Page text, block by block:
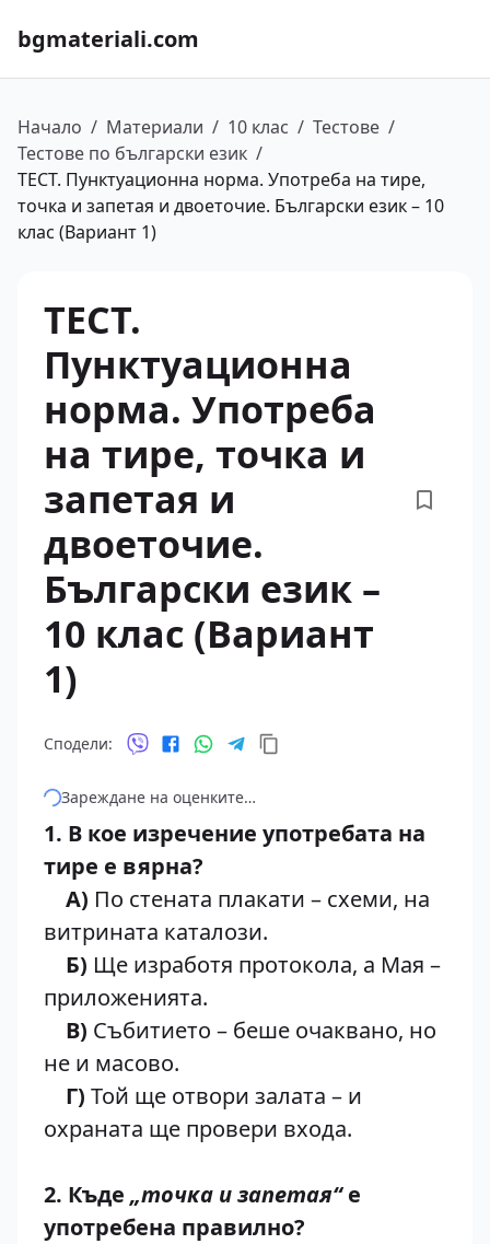
bgmateriali.com
Начало / Материали / 10 клас / Тестове /
Тестове по български език /
ТЕСТ. Пунктуационна норма. Употреба на тире,
точка и запетая и двоеточие. Български език – 10
клас (Вариант 1)
ТЕСТ.
Пунктуационна
норма. Употреба
на тире, точка и
запетая и
двоеточие.
Български език –
10 клас (Вариант
1)
Сподели:
Зареждане на оценките…
1. В кое изречение употребата на
тире е вярна?
А) По стената плакати – схеми, на
витрината каталози.
Б) Ще изработя протокола, а Мая –
приложенията.
В) Събитието – беше очаквано, но
не и масово.
Г) Той ще отвори залата – и
охраната ще провери входа.
2. Къде „точка и запетая“е
употребена правилно?